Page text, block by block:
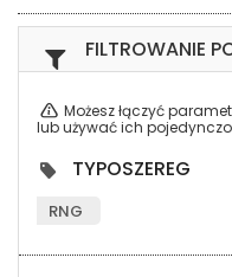
FILTROWANIE
Możesz łączyć
lub używać ich
TYPOSZEREG
RNG